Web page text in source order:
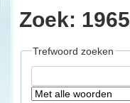
Zoek: 1965
Trefwoord zoeken